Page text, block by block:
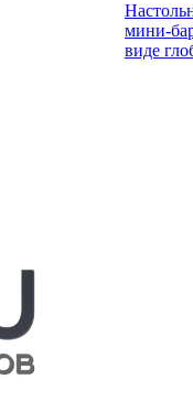
мини-
виде